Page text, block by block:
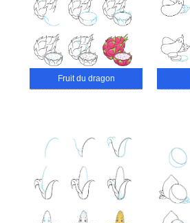
Fruit du dragon